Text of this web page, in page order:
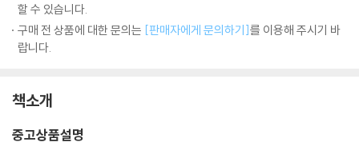
할 수 있습니다.
구매 전 상품에 대한 문의는 [판매자에게 문의하기]를 이용해 주시기 바
랍니다.
책소개
중고상품설명